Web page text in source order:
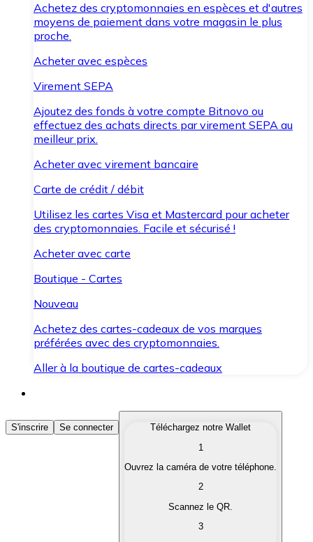
Achetez des cryptomonnaies en espèces et d'autres
moyens de paiement dans votre magasin le plus
proche.
Acheter avec espèces
Virement SEPA
Ajoutez des fonds à votre compte Bitnovo ou
effectuez des achats directs par virement SEPA au
meilleur prix.
Acheter avec virement bancaire
Carte de crédit / débit
Utilisez les cartes Visa et Mastercard pour acheter
des cryptomonnaies. Facile et sécurisé !
Acheter avec carte
Boutique - Cartes
Nouveau
Achetez des cartes-cadeaux de vos marques
préférées avec des cryptomonnaies.
Aller à la boutique de cartes-cadeaux
Acheter des Cryptomonnaies
Achetez les cryptomonnaies qui vous intéressent
Convertissez vos cryptomonnaies en monnaie
S'inscrire Se connecter
Téléchargez notre Wallet
1
Ouvrez la caméra de votre téléphone.
2
Scannez le QR.
3